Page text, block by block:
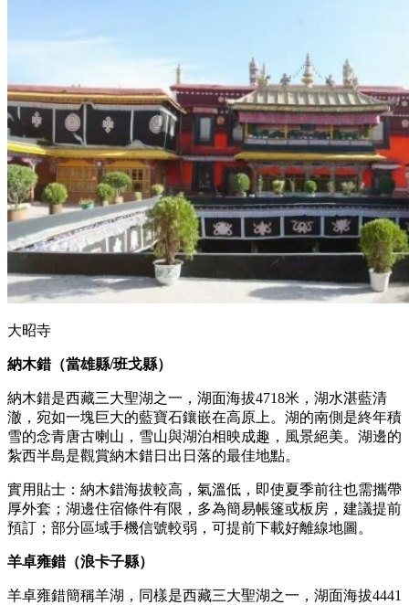
大昭寺
納木錯（當雄縣/班戈縣）
納木錯是西藏三大聖湖之一，湖面海拔4718米，湖水湛藍清
澈，宛如一塊巨大的藍寶石鑲嵌在高原上。湖的南側是終年積
雪的念青唐古喇山，雪山與湖泊相映成趣，風景絕美。湖邊的
紮西半島是觀賞納木錯日出日落的最佳地點。
實用貼士：納木錯海拔較高，氣溫低，即使夏季前往也需攜帶
厚外套；湖邊住宿條件有限，多為簡易帳篷或板房，建議提前
預訂；部分區域手機信號較弱，可提前下載好離線地圖。
羊卓雍錯（浪卡子縣）
羊卓雍錯簡稱羊湖，同樣是西藏三大聖湖之一，湖面海拔4441